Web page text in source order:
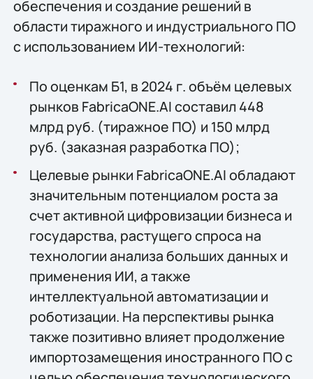
обеспечения и создание решений в
области тиражного и индустриального ПО
с использованием ИИ-технологий:
По оценкам Б1, в 2024 г. объём целевых
рынков FabricaONE.AI составил 448
млрд руб. (тиражное ПО) и 150 млрд
руб. (заказная разработка ПО);
Целевые рынки FabricaONE.AI обладают
значительным потенциалом роста за
счет активной цифровизации бизнеса и
государства, растущего спроса на
технологии анализа больших данных и
применения ИИ, а также
интеллектуальной автоматизации и
роботизации. На перспективы рынка
также позитивно влияет продолжение
импортозамещения иностранного ПО с